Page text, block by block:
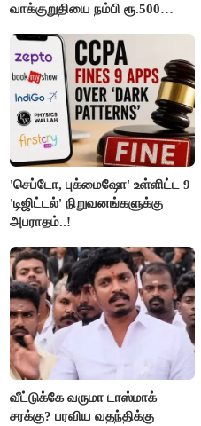
வாக்குறுதியை நம்பி ரூ.500
மக்கள்!
'செப்டோ, புக்மைஷோ' உள்ளிட்ட 9
'டிஜிட்டல்' நிறுவனங்களுக்கு
அபராதம்..!
வீட்டுக்கே வருமா டாஸ்மாக்
சரக்கு? பரவிய வதந்திக்கு